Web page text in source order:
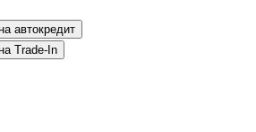
на автокредит
на Trade-In